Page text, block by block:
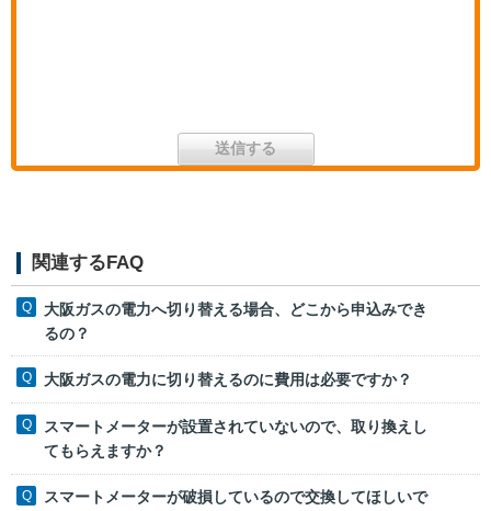
関連するFAQ
大阪ガスの電力へ切り替える場合、どこから申込みでき
るの？
大阪ガスの電力に切り替えるのに費用は必要ですか？
スマートメーターが設置されていないので、取り換えし
てもらえますか？
スマートメーターが破損しているので交換してほしいで